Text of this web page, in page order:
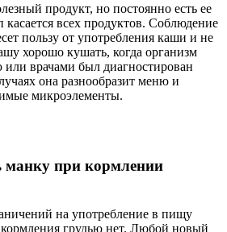
продукт, но постоянно есть ее
всех продуктов. Соблюдение
пользу от употребления каши и не
хорошо кушать, когда организм
или врачами был диагностирован
она разнообразит меню и
микроэлементы.
при кормлении
на употребление в пищу
грудью нет. Любой новый